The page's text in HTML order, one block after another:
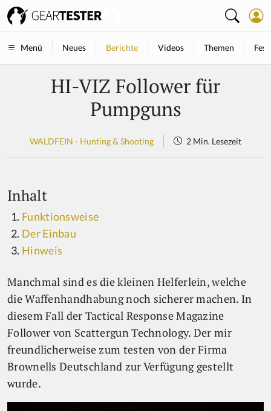
Menü Neues Berichte Videos Themen
HI-VIZ Follower für
Pumpguns
WALDFEIN - Hunting & Shooting 2 Min. Lesezeit
Inhalt
Funktionsweise
Der Einbau
Hinweis
Manchmal sind es die kleinen Helferlein, welche
die Waffenhandhabung noch sicherer machen. In
diesem Fall der Tactical Response Magazine
Follower von Scattergun Technology. Der mir
freundlicherweise zum testen von der Firma
Brownells Deutschland zur Verfügung gestellt
wurde.